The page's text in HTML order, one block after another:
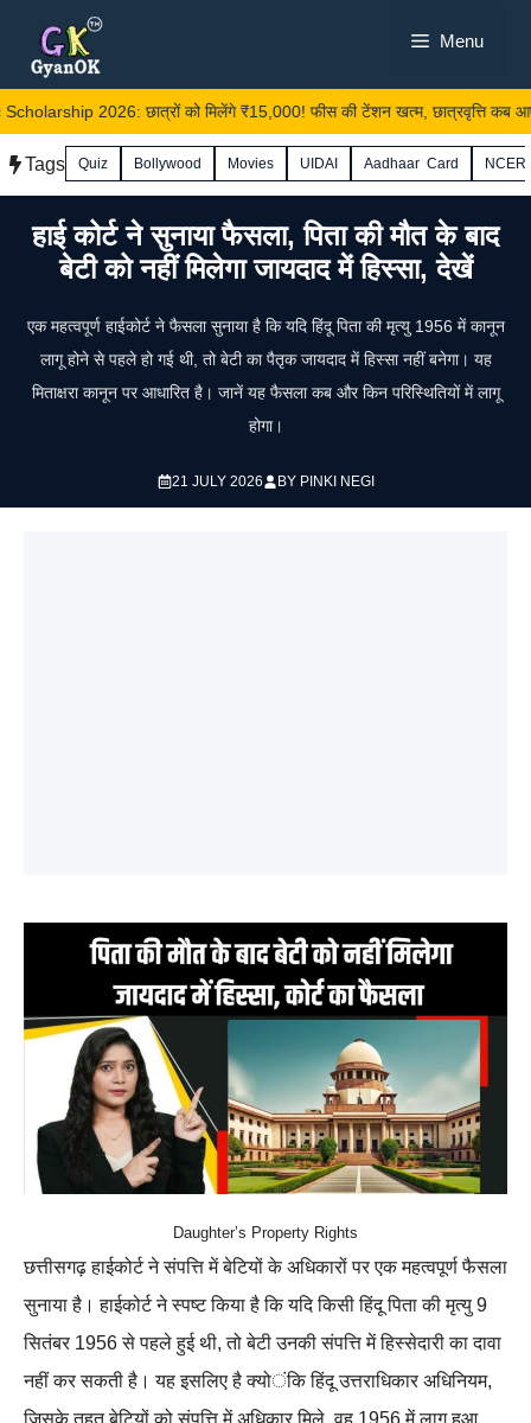
content
Menu
2026: छात्रों को मिलेंगे ₹15,000! फीस की टेंशन खत्म, छात्रवृत्ति कब
Tags Quiz Bollywood Movies UIDAI Aadhaar Card
हाई कोर्ट ने सुनाया फैसला, पिता की मौत के बाद
बेटी को नहीं मिलेगा जायदाद में हिस्सा, देखें
एक महत्वपूर्ण हाईकोर्ट ने फैसला सुनाया है कि यदि हिंदू पिता की मृत्यु 1956 में कानून
लागू होने से पहले हो गई थी, तो बेटी का पैतृक जायदाद में हिस्सा नहीं बनेगा। यह
मिताक्षरा कानून पर आधारित है। जानें यह फैसला कब और किन परिस्थितियों में लागू
होगा।
21 JULY 2026 BY PINKI NEGI
Daughter’s Property Rights
छत्तीसगढ़ हाईकोर्ट ने संपत्ति में बेटियों के अधिकारों पर एक महत्वपूर्ण फैसला
सुनाया है। हाईकोर्ट ने स्पष्ट किया है कि यदि किसी हिंदू पिता की मृत्यु 9
सितंबर 1956 से पहले हुई थी, तो बेटी उनकी संपत्ति में हिस्सेदारी का दावा
नहीं कर सकती है। यह इसलिए है क्योंकि हिंदू उत्तराधिकार अधिनियम,
जिसके तहत बेटियों को संपत्ति में अधिकार मिले, वह 1956 में लागू हुआ